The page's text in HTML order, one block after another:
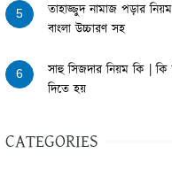
5
তাহাজ্জুদ নামাজ পড়ার
বাংলা উচ্চারণ সহ
6
সাহু সিজদার নিয়ম কি |
দিতে হয়
CATEGORIES